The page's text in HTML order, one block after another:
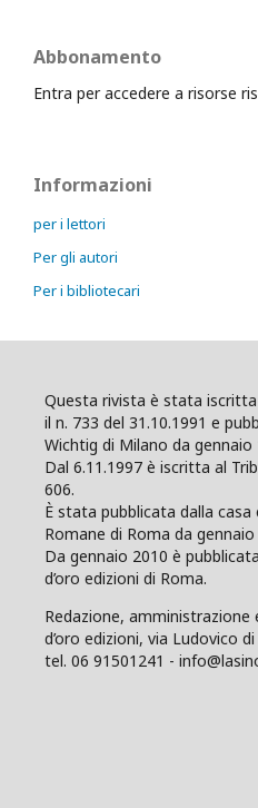
Abbonamento
Entra per accedere a risorse
Informazioni
per i lettori
Per gli autori
Per i bibliotecari
Questa rivista è stata
il n. 733 del 31.10.1991 e
Wichtig di Milano da
Dal 6.11.1997 è iscritta al
606.
È stata pubblicata dalla
Romane di Roma da
Da gennaio 2010 è
d’oro edizioni di Roma.
Redazione, amministrazione
d’oro edizioni, via Ludovico
tel. 06 91501241 -